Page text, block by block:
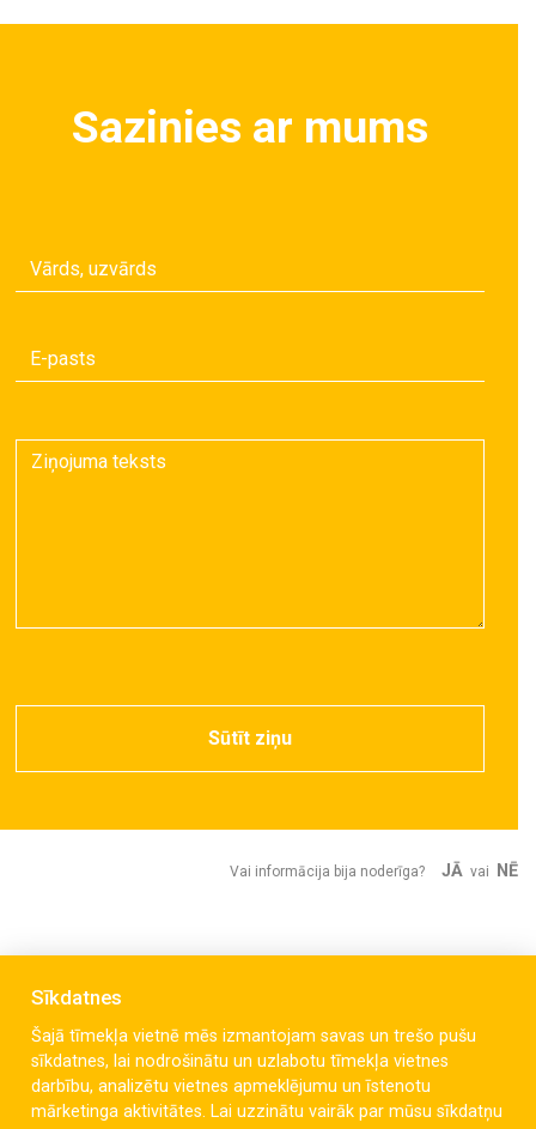
Sazinies ar mums
Sūtīt ziņu
Vai informācija bija noderīga? JĀ vai NĒ
Sīkdatnes
Šajā tīmekļa vietnē mēs izmantojam savas un trešo pušu
sīkdatnes, lai nodrošinātu un uzlabotu tīmekļa vietnes
darbību, analizētu vietnes apmeklējumu un īstenotu
mārketinga aktivitātes. Lai uzzinātu vairāk par mūsu sīkdatņu